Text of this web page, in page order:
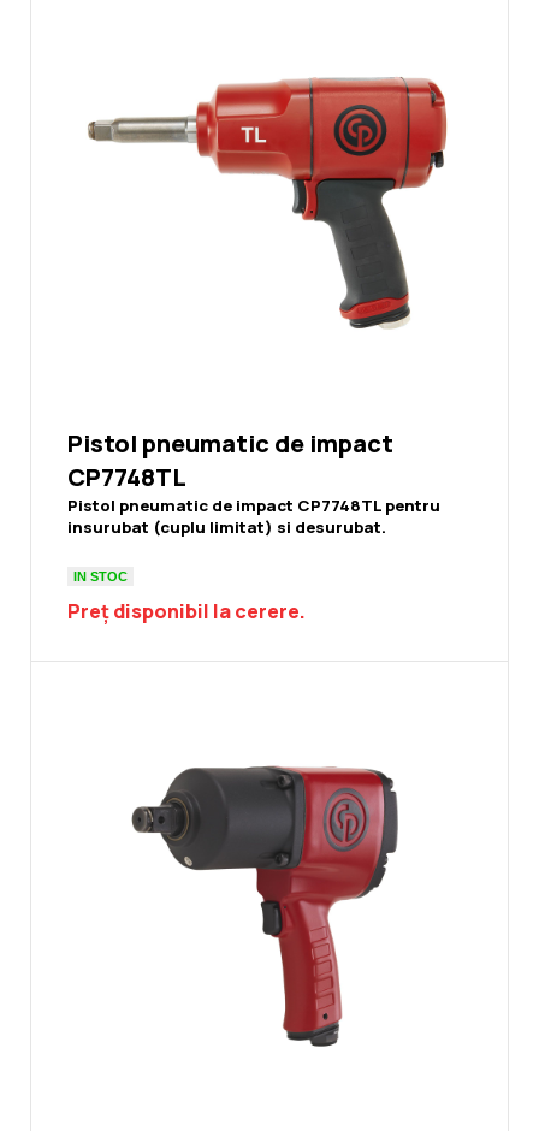
Pistol pneumatic de impact
CP7748TL
Pistol pneumatic de impact CP7748TL pentru
insurubat (cuplu limitat) si desurubat.
IN STOC
Preț disponibil la cerere.